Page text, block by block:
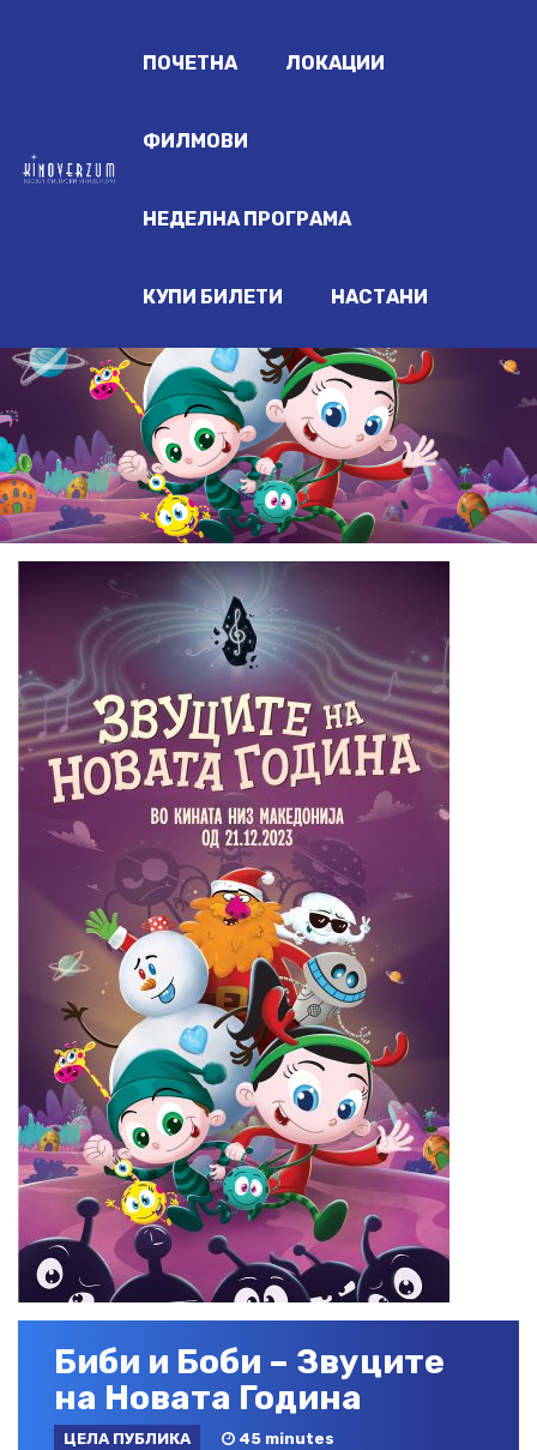
ПОЧЕТНА ЛОКАЦИИ
ФИЛМОВИ
НЕДЕЛНА ПРОГРАМА
КУПИ БИЛЕТИ НАСТАНИ
Биби и Боби – Звуците
на Новата Година
ЦЕЛА ПУБЛИКА 45 minutes